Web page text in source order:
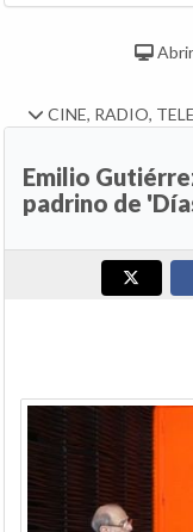
Abrir
CINE, RADIO,
Emilio
padrino de